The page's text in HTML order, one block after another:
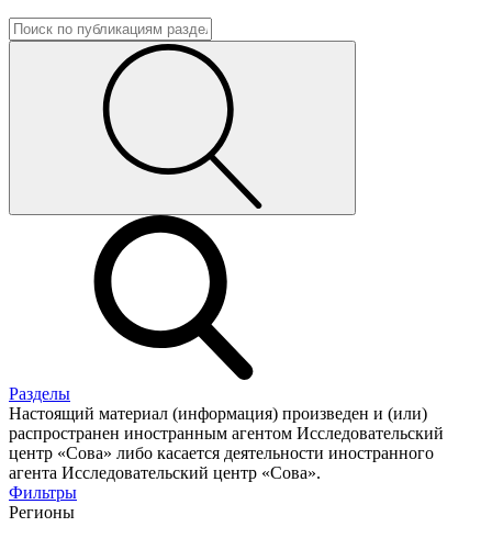
Разделы
Настоящий материал (информация) произведен и (или)
распространен иностранным агентом Исследовательский
центр «Сова» либо касается деятельности иностранного
агента Исследовательский центр «Сова».
Фильтры
Регионы